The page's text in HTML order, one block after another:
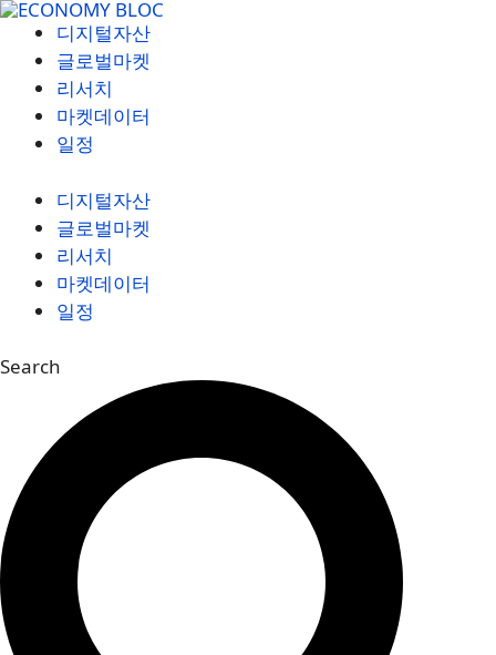
컨
디지털자산
글로벌마켓
리서치
마켓데이터
일정
디지털자산
글로벌마켓
리서치
마켓데이터
일정
Search